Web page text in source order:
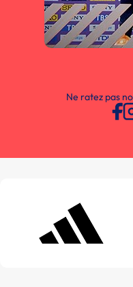
Ne ratez pas